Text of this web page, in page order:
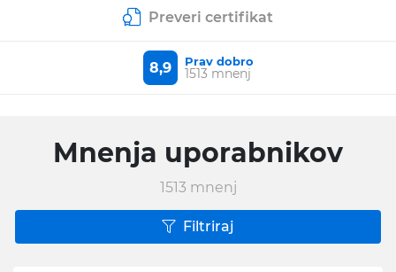
Preveri certifikat
8,9 Prav dobro
1513 mnenj
Mnenja uporabnikov
1513 mnenj
Filtriraj